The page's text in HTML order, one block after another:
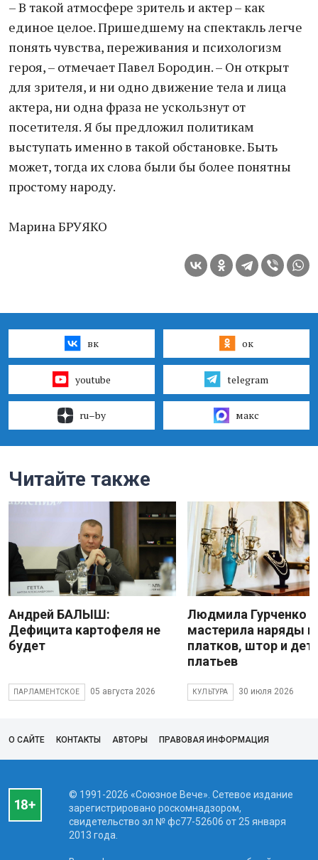
– В такой атмосфере зритель и актер – как
единое целое. Пришедшему на спектакль легче
понять чувства, переживания и психологизм
героя, – отмечает Павел Бородин. – Он открыт
для зрителя, и ни одно движение тела и лица
актера, ни одна фраза не ускользнут от
посетителя. Я бы предложил политикам
выступать именно в такой обстановке. Быть
может, тогда их слова были бы более понятны
простому народу.
Марина БРУЯКО
вк ок
youtube telegram
ru–by макс
Читайте также
Андрей БАЛЫШ:
Дефицита картофеля не
будет
ПАРЛАМЕНТСКОЕ 05 августа 2026
Людмила Гурченко
мастерила наряды
платков, штор и
платьев
КУЛЬТУРА 30 июля 2026
О САЙТЕ КОНТАКТЫ АВТОРЫ ПРАВОВАЯ ИНФОРМАЦИЯ
© 1991-2026 «Союзное Вече». Сетевое издание
зарегистрировано роскомнадзором,
свидетельство эл № фc77-52606 от 25 января
2013 года.